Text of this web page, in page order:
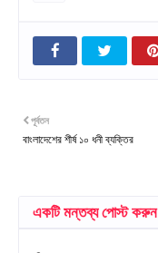
পূর্বতন
বাংলাদেশের শীর্ষ ১০ ধনী ব্যক্তির
একটি মন্তব্য পোস্ট করুন